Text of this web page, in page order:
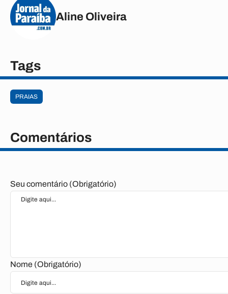
Aline Oliveira
Tags
PRAIAS
Comentários
Seu comentário (Obrigatório)
Nome (Obrigatório)